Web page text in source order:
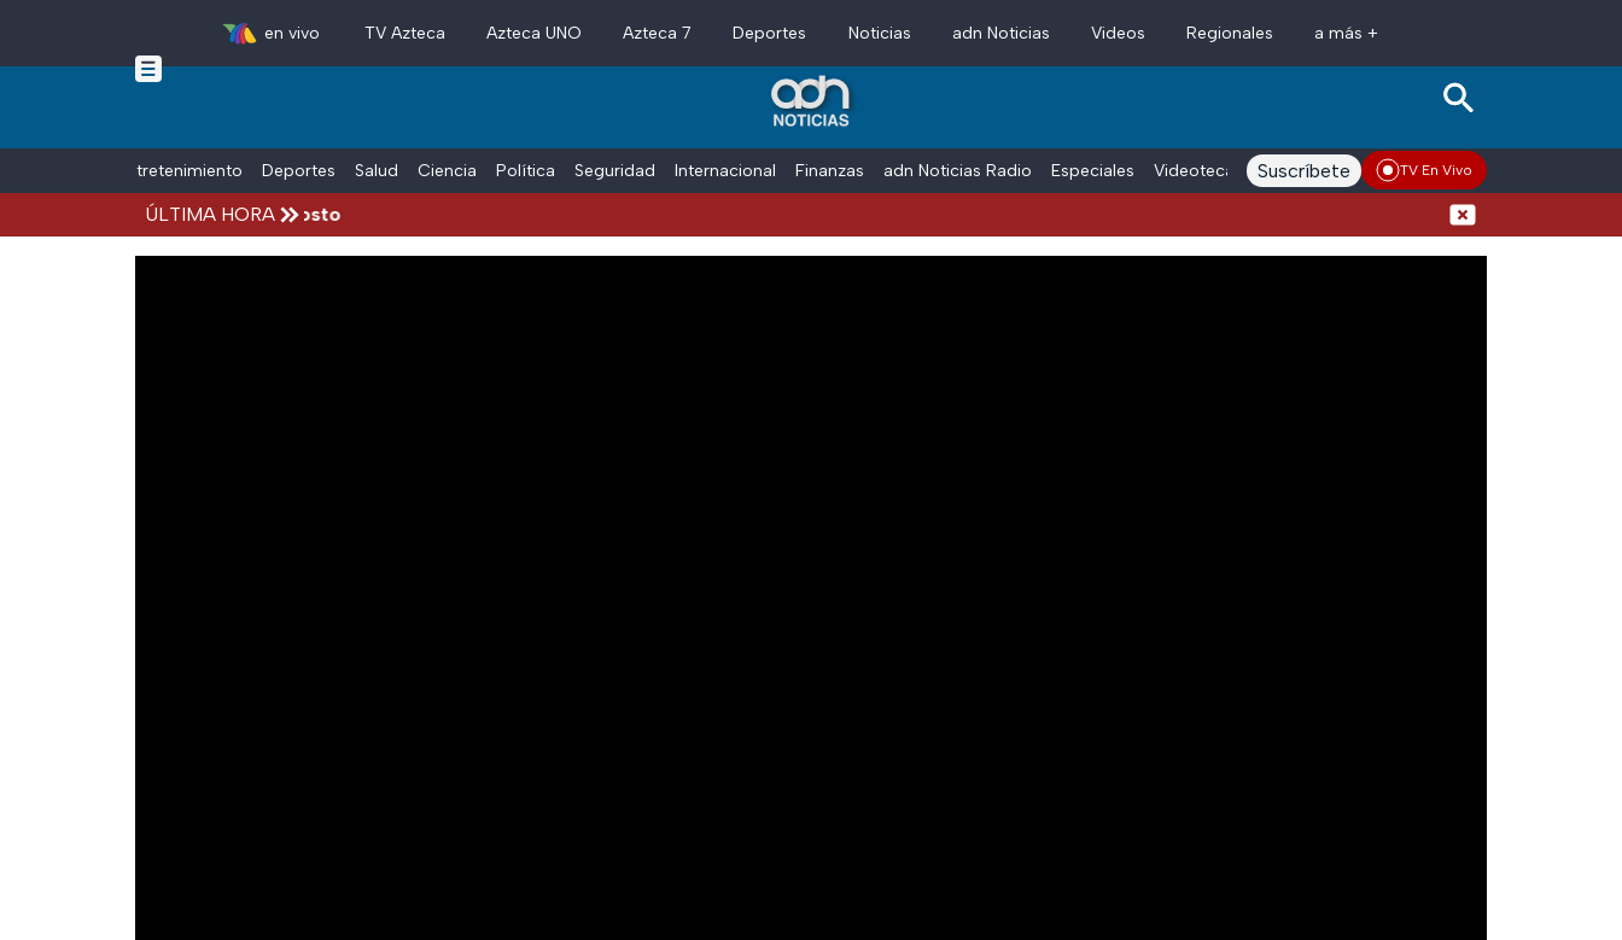
Skip to main content
en vivo TV Azteca Azteca UNO Azteca 7 Deportes Noticias adn Noticias Videos Regionales a más +
Entretenimiento Deportes Salud Ciencia Política Seguridad Internacional Finanzas adn Noticias Radio Especiales Videoteca Conductores Voces adn Noticias
Suscríbete TV En Vivo
ÚLTIMA HORA
hoy viernes 7 de agosto